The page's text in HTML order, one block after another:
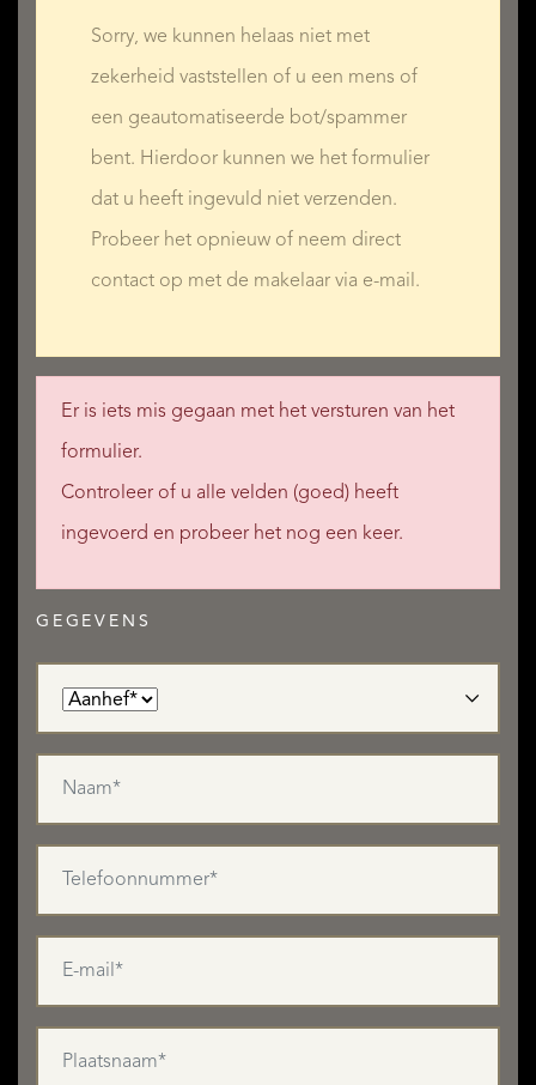
Sorry, we kunnen helaas niet met
zekerheid vaststellen of u een mens of
een geautomatiseerde bot/spammer
bent. Hierdoor kunnen we het formulier
dat u heeft ingevuld niet verzenden.
Probeer het opnieuw of neem direct
contact op met de makelaar via e-mail.
Er is iets mis gegaan met het versturen van het
formulier.
Controleer of u alle velden (goed) heeft
ingevoerd en probeer het nog een keer.
GEGEVENS